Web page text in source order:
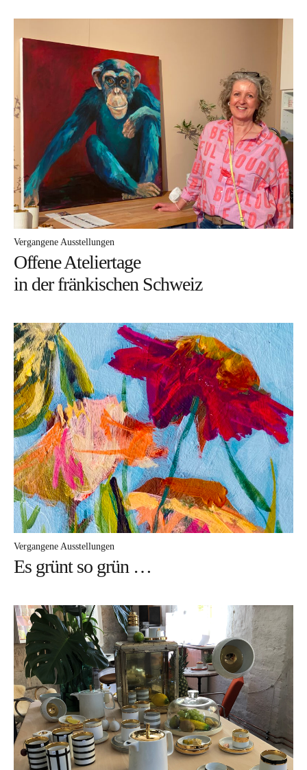
Sabine Weissbrich
Porzellan hergestellt wird?
Aperol Spritz in Weissbrich Porzellan
Vergangene Ausstellungen
Offene Ateliertage
in der fränkischen Schweiz
Vergangene Ausstellungen
Es grünt so grün …